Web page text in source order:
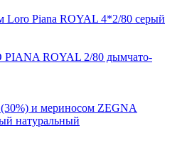
Loro Piana ROYAL 4*2/80 серый
ROYAL 2/80 дымчато-
и мериносом ZEGNA
натуральный